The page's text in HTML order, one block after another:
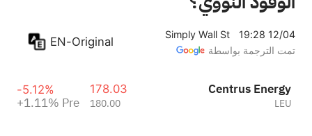
Simply Wall St
19:28 12/04
تمت الترجمة بواسطة
EN-Original
Centrus Energy
LEU
178.03
180.00
-5.12%
+1.11% Pre